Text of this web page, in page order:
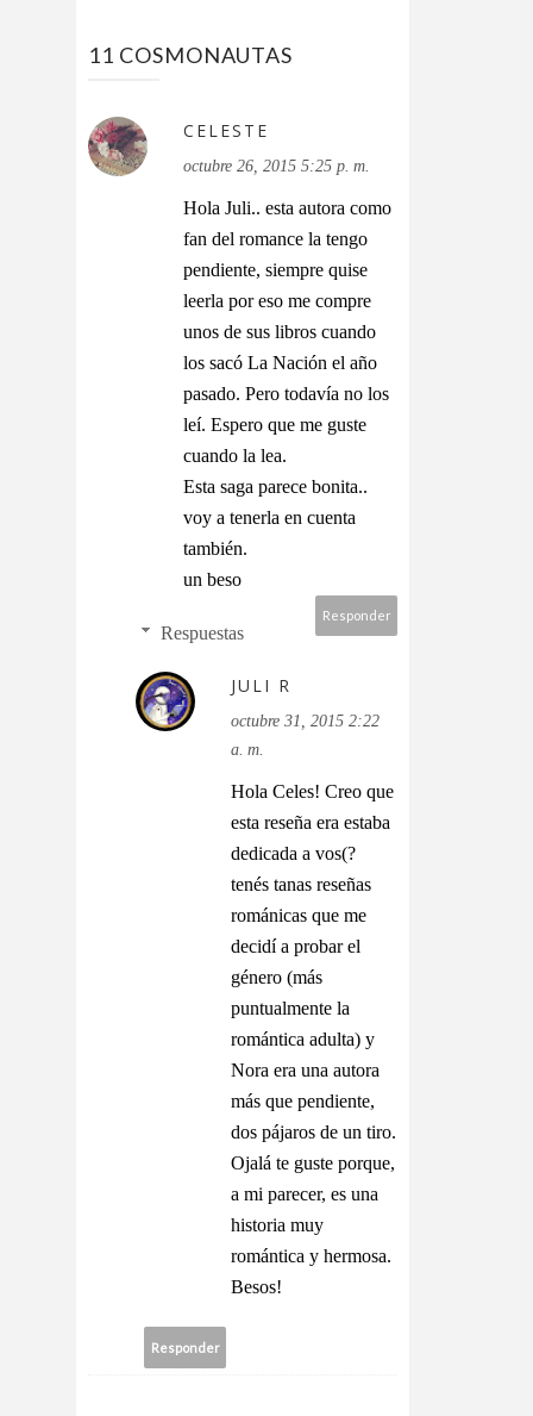
11 COSMONAUTAS
CELESTE
octubre 26, 2015 5:25 p. m.
Hola Juli.. esta autora como
fan del romance la tengo
pendiente, siempre quise
leerla por eso me compre
unos de sus libros cuando
los sacó La Nación el año
pasado. Pero todavía no los
leí. Espero que me guste
cuando la lea.
Esta saga parece bonita..
voy a tenerla en cuenta
también.
un beso
Responder
Respuestas
JULI R
octubre 31, 2015 2:22
a. m.
Hola Celes! Creo que
esta reseña era estaba
dedicada a vos(?
tenés tanas reseñas
románicas que me
decidí a probar el
género (más
puntualmente la
romántica adulta) y
Nora era una autora
más que pendiente,
dos pájaros de un tiro.
Ojalá te guste porque,
a mi parecer, es una
historia muy
romántica y hermosa.
Besos!
Responder